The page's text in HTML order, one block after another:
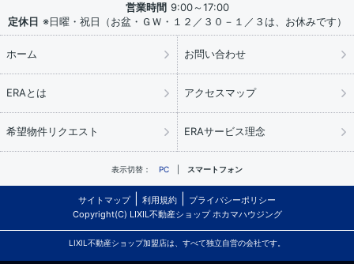
営業時間 9:00～17:00
定休日 ※日曜・祝日（お盆・ＧＷ・１２／３０－１／３は、お休みです）
ホーム お問い合わせ
ERAとは アクセスマップ
希望物件リクエスト ERAサービス理念
表示切替： PC スマートフォン
サイトマップ 利用規約
プライバシーポリシー
Copyright(C) LIXIL不動産ショップ ホカマハウジング
LIXIL不動産ショップ加盟店は、すべて独立自営の会社です。